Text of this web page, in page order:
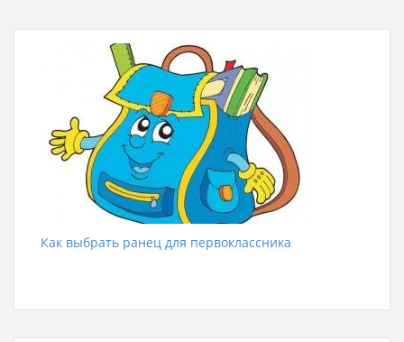
Как выбрать ранец для первоклассника